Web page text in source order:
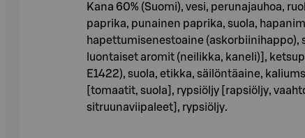
Kana 60% (Suomi), vesi, perunajauhoa,
paprika, punainen paprika, suola,
hapettumisenestoaine
luontaiset aromit (neilikka, kaneli)],
E1422), suola, etikka, säilöntäaine,
[tomaatit, suola], rypsiöljy [rapsiöljy,
sitruunaviipaleet], rypsiöljy.